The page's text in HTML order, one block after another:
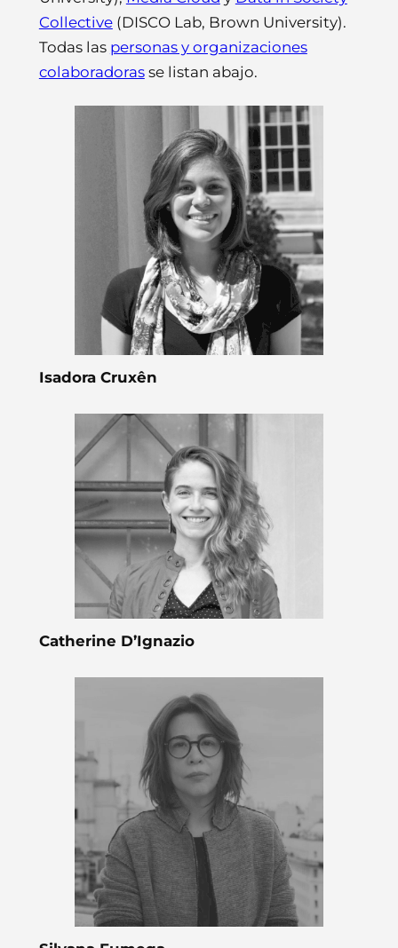
Collective(DISCO Lab, Brown University).
Todas las personas y organizaciones
colaboradorasse listan abajo.
Isadora Cruxên
Catherine D’Ignazio